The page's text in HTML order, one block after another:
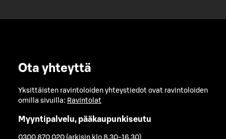
Ota yhteyttä
Yksittäisten ravintoloiden yhteystiedot ovat ravintoloiden
omilla sivuilla: Ravintolat
Myyntipalvelu, pääkaupunkiseutu
0300 870 020 (arkisin klo 8.30-16.30)